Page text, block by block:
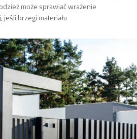
może sprawiać wrażenie
brzegi materiału